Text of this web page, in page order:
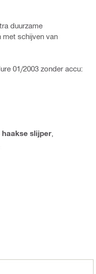
duurzame
met schijven van
01/2003 zonder accu:
haakse slijper